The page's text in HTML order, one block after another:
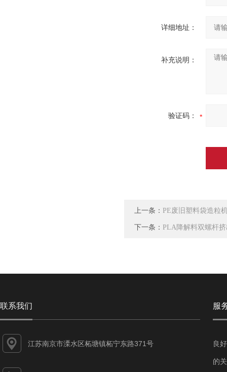
详细地址：
补充说明：
验证码：
上一条： PE废旧塑料袋造粒
下一条： PLA降解料双螺杆
联系我们
江苏南京市溧水区柘塘镇柘宁东路371号
服
良
的